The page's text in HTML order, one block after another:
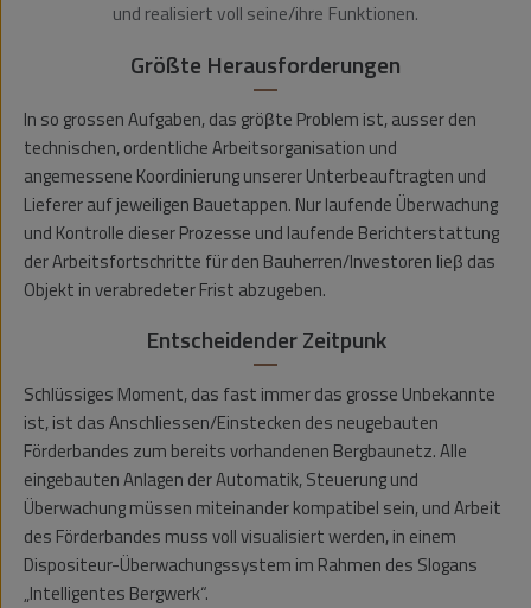
und realisiert voll seine/ihre Funktionen.
Größte Herausforderungen
In so grossen Aufgaben, das gröβte Problem ist, ausser den
technischen, ordentliche Arbeitsorganisation und
angemessene Koordinierung unserer Unterbeauftragten und
Lieferer auf jeweiligen Bauetappen. Nur laufende Überwachung
und Kontrolle dieser Prozesse und laufende Berichterstattung
der Arbeitsfortschritte für den Bauherren/Investoren lieβ das
Objekt in verabredeter Frist abzugeben.
Entscheidender Zeitpunk
Schlüssiges Moment, das fast immer das grosse Unbekannte
ist, ist das Anschliessen/Einstecken des neugebauten
Förderbandes zum bereits vorhandenen Bergbaunetz. Alle
eingebauten Anlagen der Automatik, Steuerung und
Überwachung müssen miteinander kompatibel sein, und Arbeit
des Förderbandes muss voll visualisiert werden, in einem
Dispositeur-Überwachungssystem im Rahmen des Slogans
„Intelligentes Bergwerk“.